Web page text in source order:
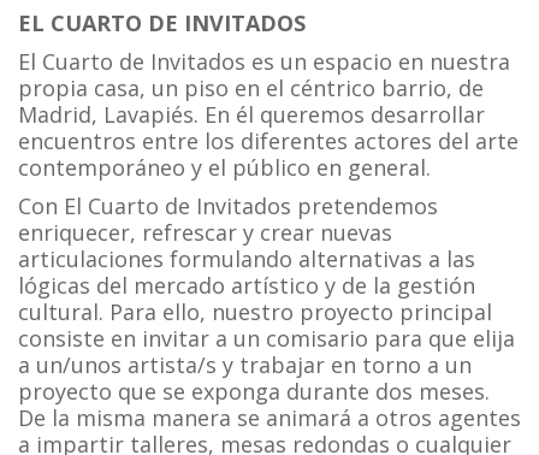
EL CUARTO DE INVITADOS
El Cuarto de Invitados es un espacio en nuestra
propia casa, un piso en el céntrico barrio, de
Madrid, Lavapiés. En él queremos desarrollar
encuentros entre los diferentes actores del arte
contemporáneo y el público en general.
Con El Cuarto de Invitados pretendemos
enriquecer, refrescar y crear nuevas
articulaciones formulando alternativas a las
lógicas del mercado artístico y de la gestión
cultural. Para ello, nuestro proyecto principal
consiste en invitar a un comisario para que elija
a un/unos artista/s y trabajar en torno a un
proyecto que se exponga durante dos meses.
De la misma manera se animará a otros agentes
a impartir talleres, mesas redondas o cualquier